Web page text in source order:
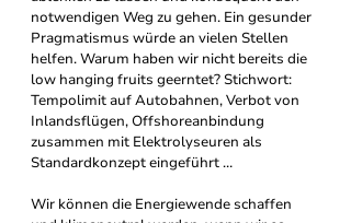
notwendigen Weg zu gehen. Ein gesunder
Pragmatismus würde an vielen Stellen
helfen. Warum haben wir nicht bereits die
low hanging fruits geerntet? Stichwort:
Tempolimit auf Autobahnen, Verbot von
Inlandsflügen, Offshoreanbindung
zusammen mit Elektrolyseuren als
Standardkonzept eingeführt …
Wir können die Energiewende schaffen